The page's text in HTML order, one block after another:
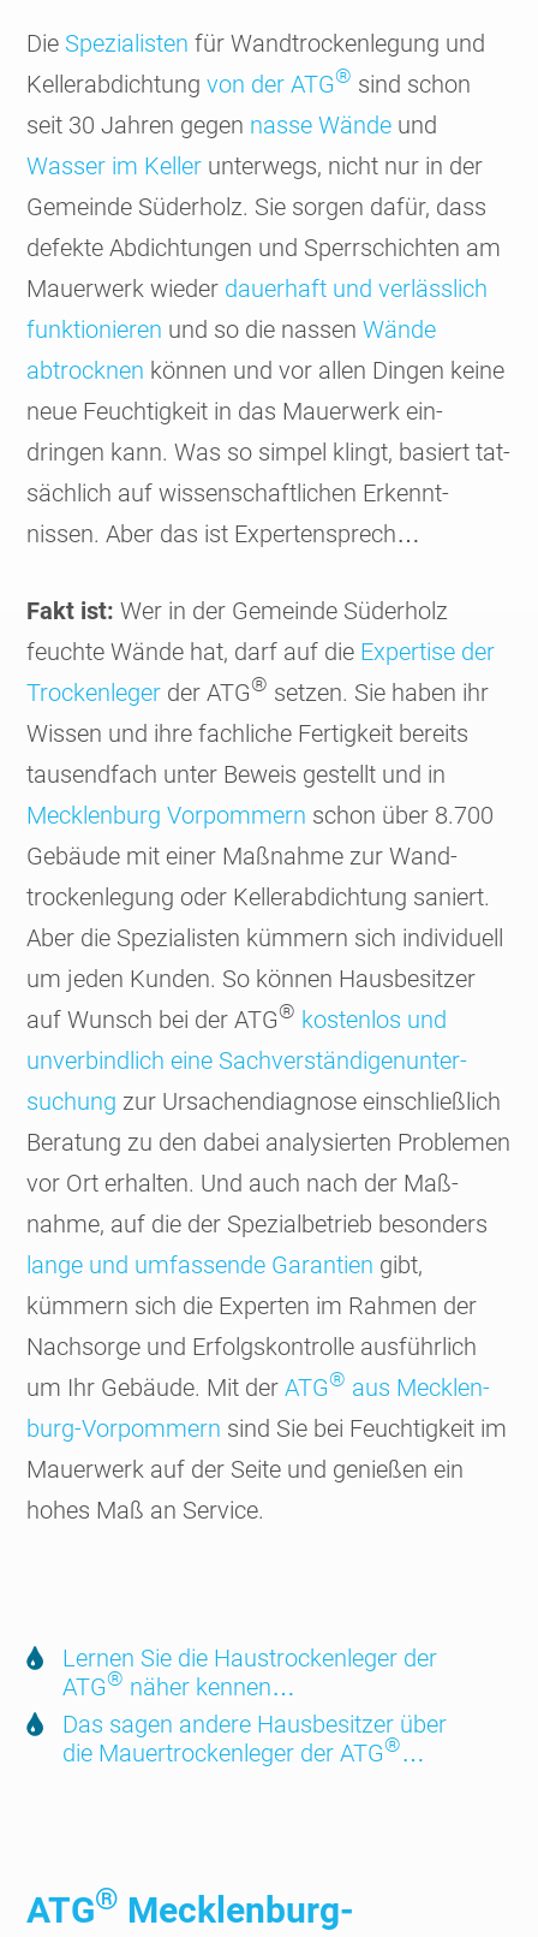
Die Spezia­listen für Wand­trocken­legung und
Keller­abdich­tungvon der ATG® sind schon
seit 30 Jahren gegen nasse Wände und
Wasser im Keller unter­wegs, nicht nur in der
Gemeinde Süder­holz. Sie sorgen dafür, dass
defekte Abdich­tungen und Sperr­schichten am
Mauer­werk wieder dauer­haft und verläss­lich
funk­tio­nieren und so die nassenWände
abtrocknen können und vor allen Dingen keine
neue Feuch­tig­keit in das Mauer­werk ein­
dringen kann. Was so simpel klingt, basiert tat­
säch­lich auf wissen­schaft­lichen Erkennt­
nissen. Aber das ist Exper­tensprech…
Fakt ist: Wer in der Gemeinde Süder­holz
feuchte Wände hat, darf auf die Expertise der
Trocken­leger der ATG® setzen. Sie haben ihr
Wissen und ihre fach­liche Fertig­keit bereits
tausend­fach unter Beweis gestellt und in
Mecklen­burg Vorpom­mern schon über 8.700
Gebäude mit einer Maß­nahme zur Wand­
trocken­legung oder Keller­abdich­tung saniert.
Aber die Spezialisten kümmern sich indivi­duell
um jeden Kunden. So können Hausbe­sitzer
auf Wunsch bei der ATG® kosten­los und
unver­bind­lich eine Sachver­ständigen­unter­
suchung zur Ursachen­diagnose ein­schließ­lich
Bera­tung zu den dabei analy­sierten Problemen
vor Ort erhalten. Und auch nach der Maß­
nahme, auf die der Spezial­betrieb besonders
lange und umfas­sende Garan­tien gibt,
kümmern sich die Experten im Rahmen der
Nach­sorge und Erfolgs­kon­trolle ausführ­lich
um Ihr Gebäude. Mit derATG® aus Mecklen­
burg-Vorpom­mern sind Sie bei Feuch­tig­keit im
Mauer­werk auf der Seite und genießen ein
hohes Maß an Service.
Lernen Sie die Haus­trocken­leger der
ATG® näher kennen…
Das sagen andere Hausbe­sitzer über
die Mauer­trocken­leger der ATG®…
ATG® Mecklenburg-